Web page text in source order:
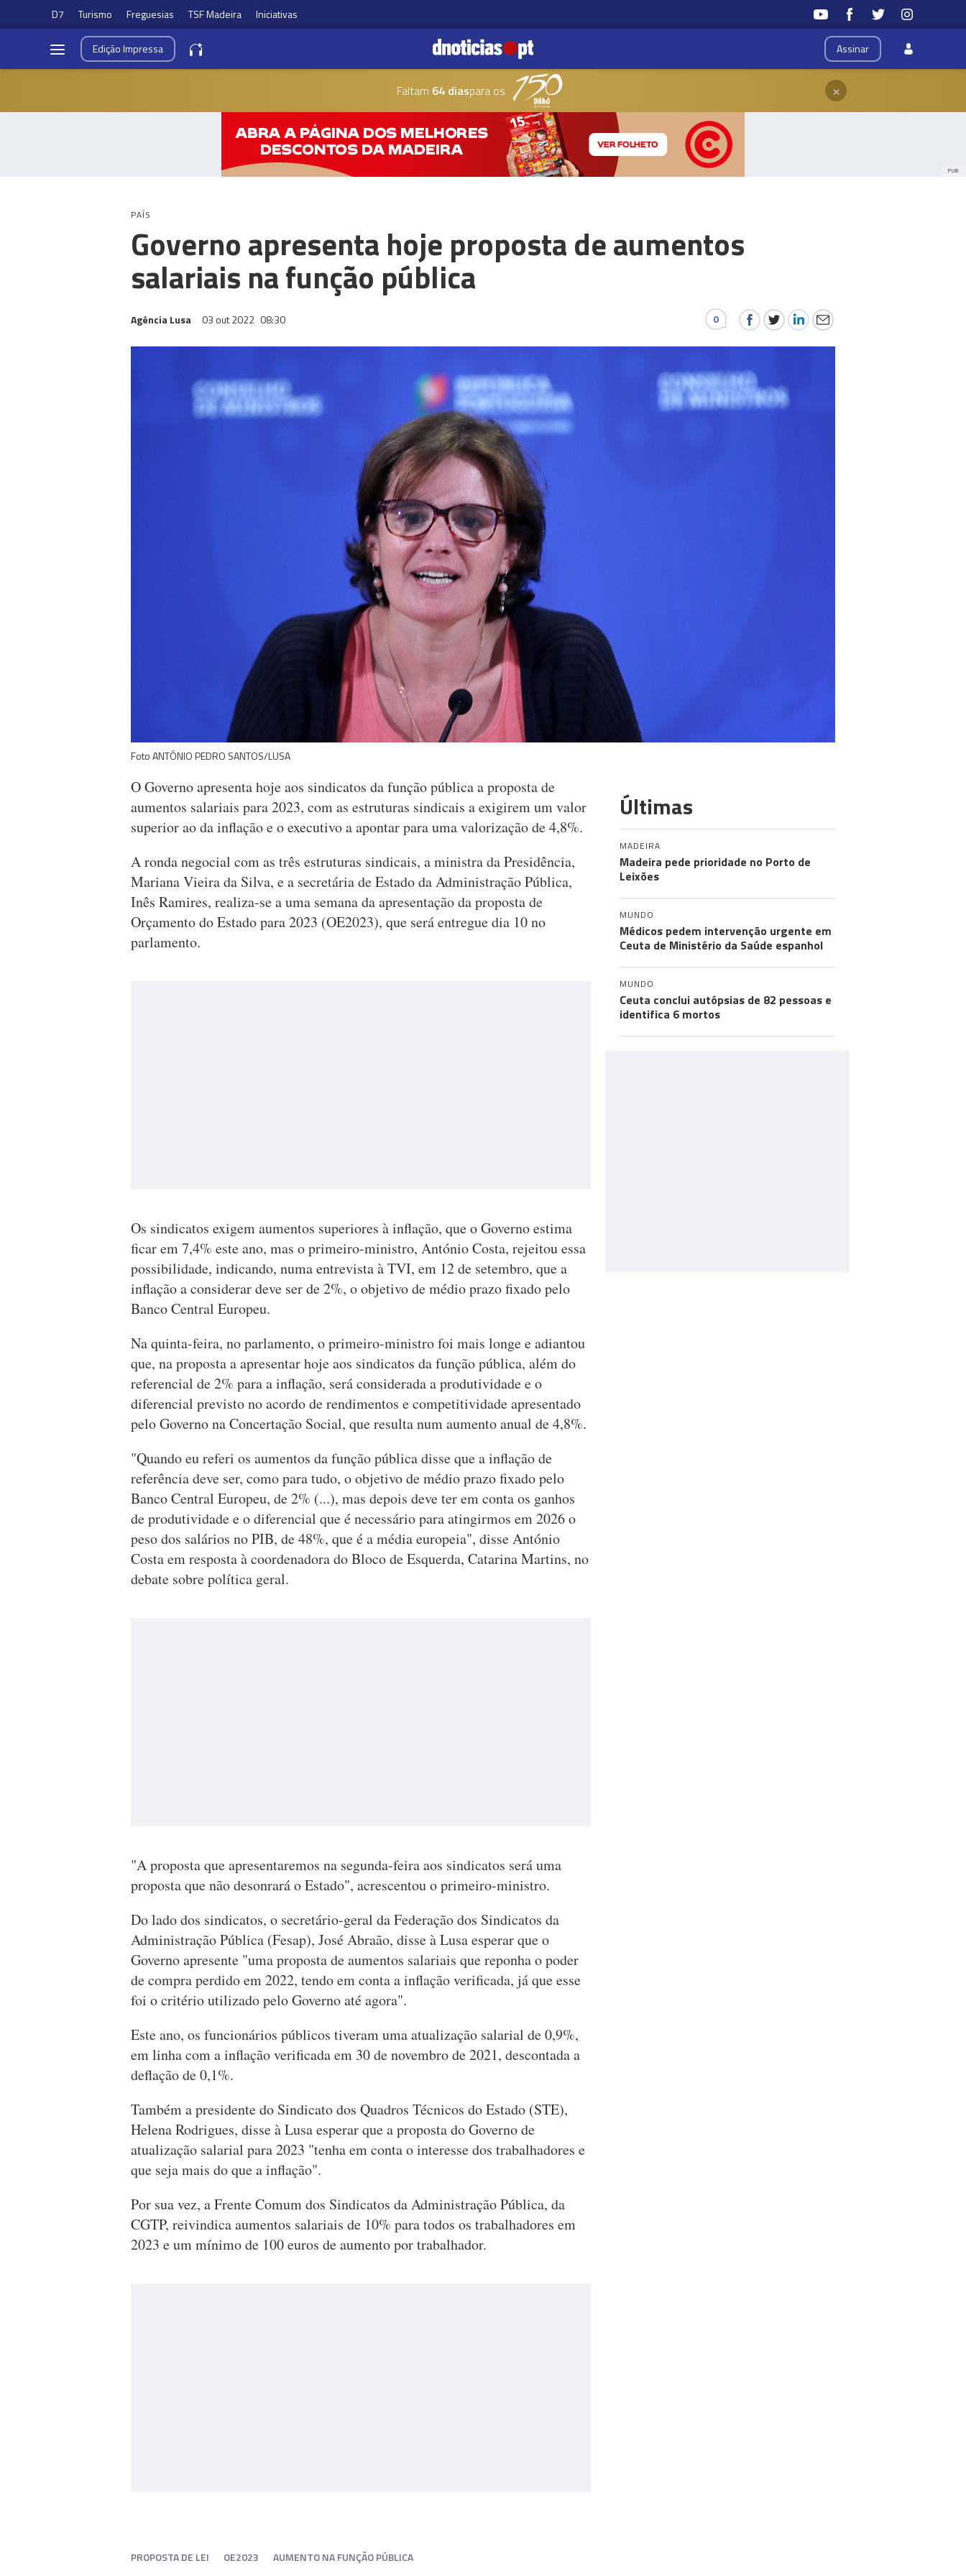
D7 Turismo Freguesias TSF Madeira Iniciativas
Assinar
EdiçãoImpressa
Faltam 64 diaspara os ×
PUB
PAÍS
Governo apresenta hoje proposta de aumentos
salariais na função pública
Agência Lusa 03 out 2022 08:30 0
Foto ANTÓNIO PEDRO SANTOS/LUSA
O Governo apresenta hoje aos sindicatos da função pública a proposta de
aumentos salariais para 2023, com as estruturas sindicais a exigirem um valor
superior ao da inflação e o executivo a apontar para uma valorização de 4,8%.
A ronda negocial com as três estruturas sindicais, a ministra da Presidência,
Mariana Vieira da Silva, e a secretária de Estado da Administração Pública,
Inês Ramires, realiza-se a uma semana da apresentação da proposta de
Orçamento do Estado para 2023 (OE2023), que será entregue dia 10 no
parlamento.
Os sindicatos exigem aumentos superiores à inflação, que o Governo estima
ficar em 7,4% este ano, mas o primeiro-ministro, António Costa, rejeitou essa
possibilidade, indicando, numa entrevista à TVI, em 12 de setembro, que a
inflação a considerar deve ser de 2%, o objetivo de médio prazo fixado pelo
Banco Central Europeu.
Na quinta-feira, no parlamento, o primeiro-ministro foi mais longe e adiantou
que, na proposta a apresentar hoje aos sindicatos da função pública, além do
referencial de 2% para a inflação, será considerada a produtividade e o
diferencial previsto no acordo de rendimentos e competitividade apresentado
pelo Governo na Concertação Social, que resulta num aumento anual de 4,8%.
"Quando eu referi os aumentos da função pública disse que a inflação de
referência deve ser, como para tudo, o objetivo de médio prazo fixado pelo
Banco Central Europeu, de 2% (...), mas depois deve ter em conta os ganhos
de produtividade e o diferencial que é necessário para atingirmos em 2026 o
peso dos salários no PIB, de 48%, que é a média europeia", disse António
Costa em resposta à coordenadora do Bloco de Esquerda, Catarina Martins, no
debate sobre política geral.
"A proposta que apresentaremos na segunda-feira aos sindicatos será uma
proposta que não desonrará o Estado", acrescentou o primeiro-ministro.
Do lado dos sindicatos, o secretário-geral da Federação dos Sindicatos da
Administração Pública (Fesap), José Abraão, disse à Lusa esperar que o
Governo apresente "uma proposta de aumentos salariais que reponha o poder
de compra perdido em 2022, tendo em conta a inflação verificada, já que esse
foi o critério utilizado pelo Governo até agora".
Este ano, os funcionários públicos tiveram uma atualização salarial de 0,9%,
em linha com a inflação verificada em 30 de novembro de 2021, descontada a
deflação de 0,1%.
Também a presidente do Sindicato dos Quadros Técnicos do Estado (STE),
Helena Rodrigues, disse à Lusa esperar que a proposta do Governo de
atualização salarial para 2023 "tenha em conta o interesse dos trabalhadores e
que seja mais do que a inflação".
Por sua vez, a Frente Comum dos Sindicatos da Administração Pública, da
CGTP, reivindica aumentos salariais de 10% para todos os trabalhadores em
2023 e um mínimo de 100 euros de aumento por trabalhador.
PROPOSTA DE LEI OE2023 AUMENTO NA FUNÇÃO PÚBLICA
Últimas
MADEIRA
Madeira pede prioridade no Porto de
Leixões
MUNDO
Médicos pedem intervenção urgente em
Ceuta de Ministério da Saúde espanhol
MUNDO
Ceuta conclui autópsias de 82 pessoas e
identifica 6 mortos